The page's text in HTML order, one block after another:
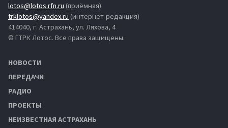
lotos@lotos.rfn.ru (приёмная)
trklotos@yandex.ru (интернет-редакция)
414040, г. Астрахань, ул. Ляхова, 4
© ГТРК Лотос. Все права защищены.
НОВОСТИ
ПЕРЕДАЧИ
РАДИО
ПРОЕКТЫ
НЕИЗВЕСТНАЯ АСТРАХАНЬ